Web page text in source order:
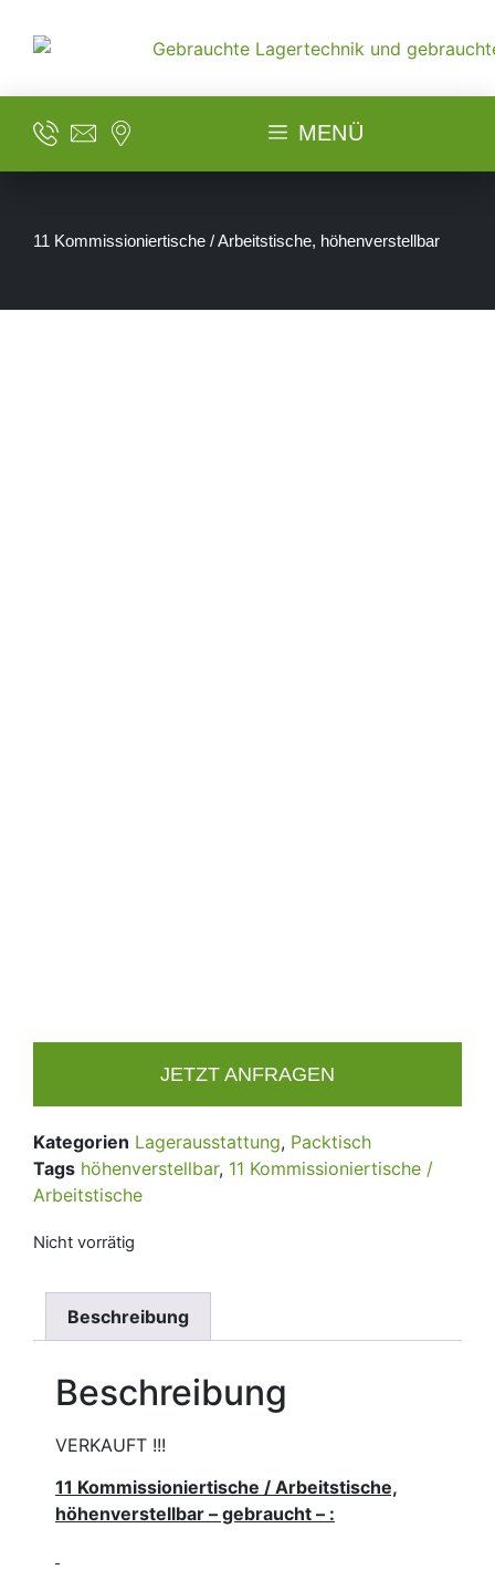
MENÜ
11 Kommissioniertische / Arbeitstische, höhenverstellbar
JETZT ANFRAGEN
Kategorien Lagerausstattung, Packtisch
Tags höhenverstellbar, 11 Kommissioniertische /
Arbeitstische
Nicht vorrätig
Beschreibung
Beschreibung
VERKAUFT !!!
11 Kommissioniertische / Arbeitstische,
höhenverstellbar – gebraucht – :